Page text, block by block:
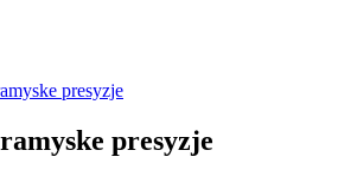
presyzje
presyzje